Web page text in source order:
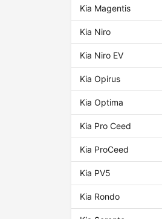
Kia Magentis
Kia Niro
Kia Niro EV
Kia Opirus
Kia Optima
Kia Pro Ceed
Kia ProCeed
Kia PV5
Kia Rondo